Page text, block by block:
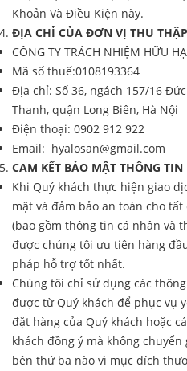
Khoản Và Điều Kiện này.
ĐỊA CHỈ CỦA ĐƠN VỊ THU
CÔNG TY TRÁCH NHIỆM HỮU
Mã số thuế:0108193364
Địa chỉ: Số 36, ngách 157/16
Thanh, quận Long Biên, Hà Nội
Điện thoại: 0902 912 922
Email: hyalosan@gmail.com
CAM KẾT BẢO MẬT THÔNG
Khi Quý khách thực hiện giao
mật và đảm bảo an toàn cho
(bao gồm thông tin cá nhân và
được chúng tôi ưu tiên hàng
pháp hỗ trợ tốt nhất.
Chúng tôi chỉ sử dụng các
được từ Quý khách để phục vụ
đặt hàng của Quý khách hoặc
khách đồng ý mà không chuyển
bên thứ ba nào vì mục đích